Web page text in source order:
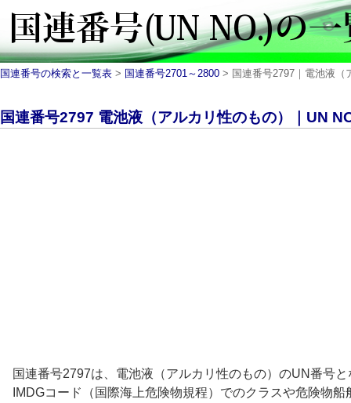
国連番号の検索と一覧表 > 国連番号2701～2800 > 国連番号2797｜電池液（
国連番号2797 電池液（アルカリ性のもの）｜UN
国連番号2797は、電池液（アルカリ性のもの）のUN番号
IMDGコード（国際海上危険物規程）でのクラスや危険物